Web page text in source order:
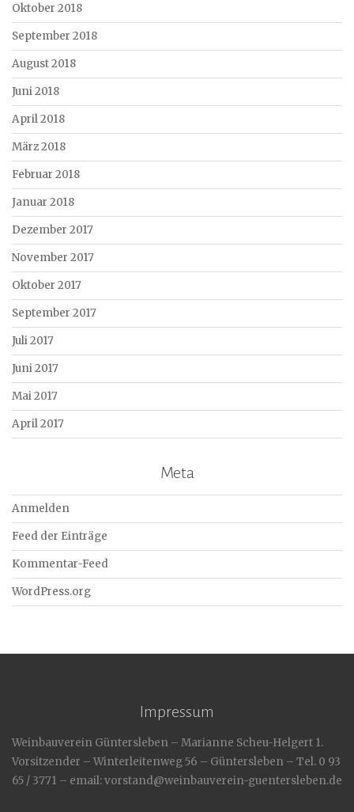
Oktober 2018
September 2018
August 2018
Juni 2018
April 2018
März 2018
Februar 2018
Januar 2018
Dezember 2017
November 2017
Oktober 2017
September 2017
Juli 2017
Juni 2017
Mai 2017
April 2017
Meta
Anmelden
Feed der Einträge
Kommentar-Feed
WordPress.org
Impressum
Weinbauverein Güntersleben – Marianne Scheu-Helgert 1.
Vorsitzender – Winterleitenweg 56 – Güntersleben – Tel. 0 93
65 / 3771 – email: vorstand@weinbauverein-guentersleben.de